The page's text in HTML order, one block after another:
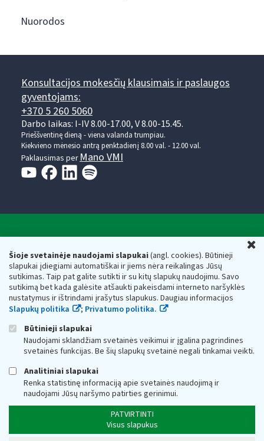
Šioje svetainėje naudojami slapukai(angl. cookies). Būtinieji
slapukai įdiegiami automatiškai ir jiems nėra reikalingas Jūsų
sutikimas. Taip pat galite sutikti ir su kitų slapukų naudojimu. Savo
sutikimą bet kada galėsite atšaukti pakeisdami interneto naršyklės
nustatymus ir ištrindami įrašytus slapukus. Daugiau informacijos
Slapukų politika
; Privatumo politika.
Būtinieji slapukai
Naudojami sklandžiam svetainės veikimui ir įgalina pagrindines
svetainės funkcijas. Be šių slapukų svetainė negali tinkamai veikti.
Analitiniai slapukai
Renka statistinę informaciją apie svetainės naudojimą ir
naudojami Jūsų naršymo patirties gerinimui.
PATVIRTINTI
Visus slapukus
Nuorodos
Konsultacijos mokesčių klausimais ir paslaugos
gyventojams:
+370 5 260 5060
Darbo laikas: I-IV 8.00-17.00, V 8.00-15.45.
Prieššventinę dieną - viena valanda trumpiau.
Kiekvieno mėnesio antrą penktadienį 8.00 val. - 12.00 val.
Paklausimas per Mano VMI
Respublikos finansų ministerijos
Biudžetinė įstaiga. Juridinio asmens kodas — 188659752,
adresas: Vasario 16-osios g. 14, 01107 Vilnius, Lietuva, el.paštas:
vmi@vmi.lt, E. pristatymo dėžutės adresas 188659752
Duomenys apie Valstybinę mokesčių inspekciją prie Lietuvos
Respublikos finansų ministerijos kaupiami ir saugomi Juridinių